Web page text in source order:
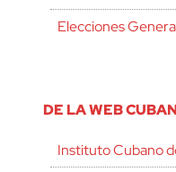
Elecciones
DE LA WEB
Instituto Cubano